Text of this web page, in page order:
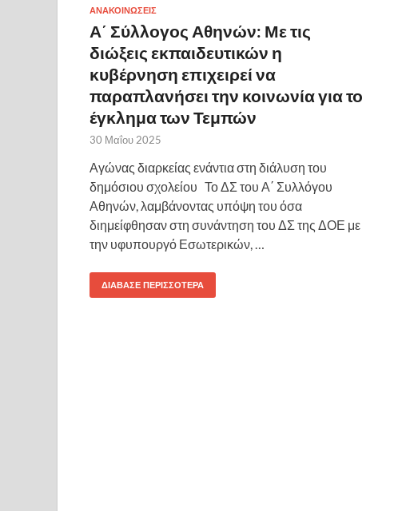
ΑΝΑΚΟΙΝΩΣΕΙΣ
Α΄ Σύλλογος Αθηνών: Με τις
διώξεις εκπαιδευτικών η
κυβέρνηση επιχειρεί να
παραπλανήσει την κοινωνία για το
έγκλημα των Τεμπών
30 Μαΐου 2025
Αγώνας διαρκείας ενάντια στη διάλυση του
δημόσιου σχολείου Το ΔΣ του Α΄ Συλλόγου
Αθηνών, λαμβάνοντας υπόψη του όσα
διημείφθησαν στη συνάντηση του ΔΣ της ΔΟΕ με
την υφυπουργό Εσωτερικών, …
ΔΙΆΒΑΣΕ ΠΕΡΙΣΣΌΤΕΡΑ